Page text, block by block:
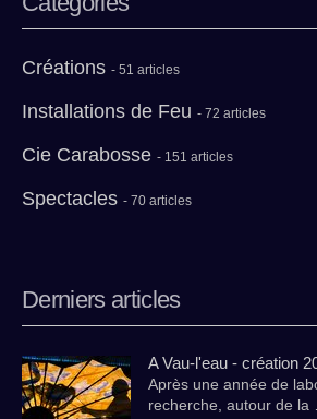
Créations - 51 articles
Installations de Feu - 72 articles
Cie Carabosse - 151 articles
Spectacles - 70 articles
Derniers articles
A Vau-l'eau - création
Après une année de
recherche, autour de la